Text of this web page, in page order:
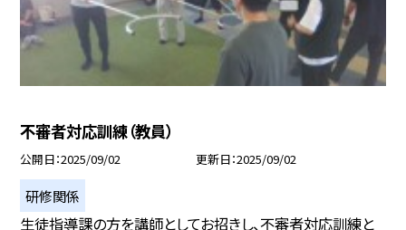
不審者対応訓練（教員）
公開日 2025/09/02 更新日 2025/09/02
研修関係
生徒指導課の方を講師としてお招きし、不審者対応訓練と